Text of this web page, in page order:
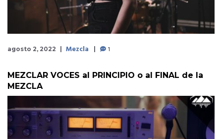
agosto 2, 2022 Mezcla 1
MEZCLAR VOCES al PRINCIPIO o al FINAL de la
MEZCLA